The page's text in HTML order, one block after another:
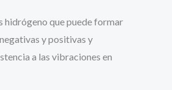
hidrógeno que puede formar
y positivas y
a las vibraciones en